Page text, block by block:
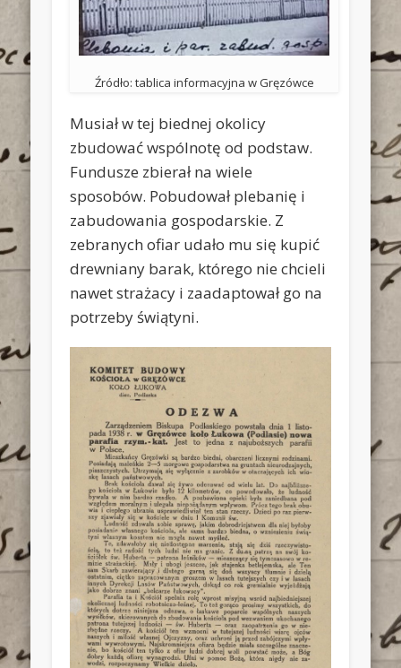
Źródło: tablica informacyjna w Gręzówce
Musiał w tej biednej okolicy
zbudować wspólnotę od podstaw.
Fundusze zbierał na wiele
sposobów. Pobudował plebanię i
zabudowania gospodarskie. Z
zebranych ofiar udało mu się kupić
drewniany barak, którego nie chcieli
nawet strażacy i zaadaptował go na
potrzeby świątyni.